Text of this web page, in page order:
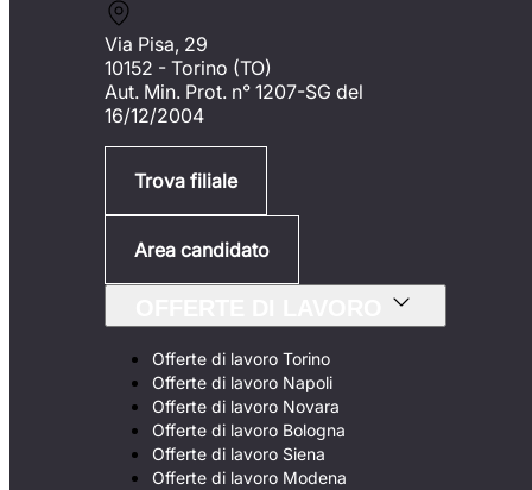
Via Pisa, 29
10152 - Torino (TO)
Aut. Min. Prot. n° 1207-SG del
16/12/2004
Trova filiale
Area candidato
Offerte di lavoro Torino
Offerte di lavoro Napoli
Offerte di lavoro Novara
Offerte di lavoro Bologna
Offerte di lavoro Siena
Offerte di lavoro Modena